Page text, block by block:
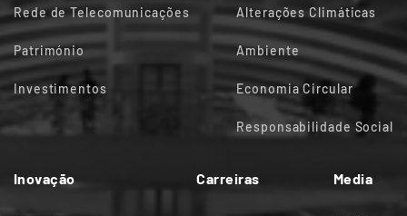
Rede de Telecomunicações
Património
Investimentos
Alterações Climáticas
Ambiente
Economia Circular
Responsabilidade Social
Inovação Carreiras Media